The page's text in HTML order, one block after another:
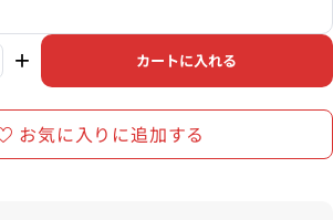
+ カートに入れる
お気に入りに追加する